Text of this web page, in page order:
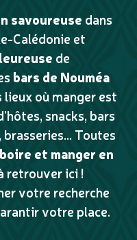
savoureuse dans
Calédonie et
de
bars de Nouméa
lieux où manger est
snacks, bars
brasseries… Toutes
et manger en
retrouver ici !
votre recherche
votre place.